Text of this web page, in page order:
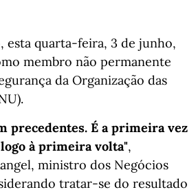
esta quarta-feira, 3 de junho,
membro não permanente
da Organização das
precedentes. É a primeira vez
à primeira volta",
ministro dos Negócios
tratar-se do resultado